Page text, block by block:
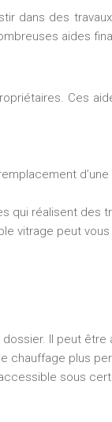
dans des
aides
Ces
réalisent des
vitrage peut
Il peut être
chauffage plus
sous